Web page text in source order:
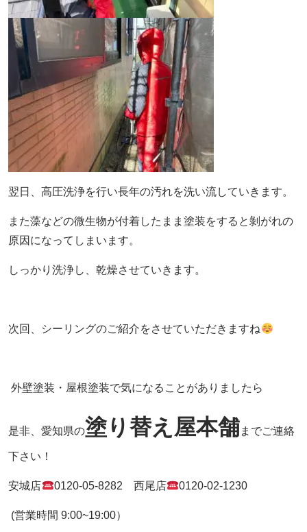
翌日、高圧洗浄を行い長年の汚れを洗い流していきます。
また藻などの微生物が付着したまま塗装をすると剝がれの
原因になってしまいます。
しっかり洗浄し、乾燥させていきます。
次回、シーリングのご紹介をさせていただきますね
外壁塗装・屋根塗装で気になることがありましたら
是非、愛知県の塗り替え屋本舗までご連絡
下さい！
安城店 0120-05-8282 西尾店 0120-02-1230
(営業時間 9:00~19:00）